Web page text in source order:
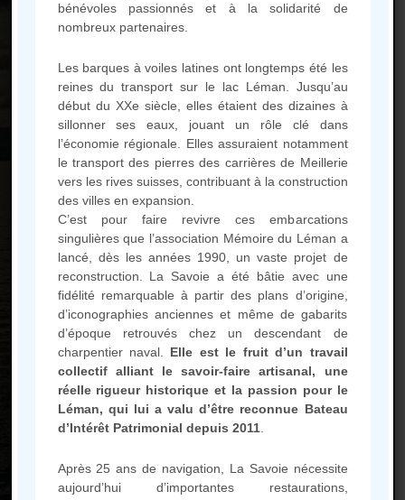
Mémoire du Léman – Barque La Savoie
1 place du Port de commerce
74500 Evian les Bains
Calendrier des sorties de la
Barque
Mentions légales
bénévoles passionnés et à la solidarité de
nombreux partenaires.
Les barques à voiles latines ont longtemps été les
reines du transport sur le lac Léman. Jusqu’au
début du XXe siècle, elles étaient des dizaines à
sillonner ses eaux, jouant un rôle clé dans
l’économie régionale. Elles assuraient notamment
le transport des pierres des carrières de Meillerie
vers les rives suisses, contribuant à la construction
des villes en expansion.
C’est pour faire revivre ces embarcations
singulières que l’association Mémoire du Léman a
lancé, dès les années 1990, un vaste projet de
reconstruction. La Savoie a été bâtie avec une
fidélité remarquable à partir des plans d’origine,
d’iconographies anciennes et même de gabarits
d’époque retrouvés chez un descendant de
charpentier naval. Elle est le fruit d’un travail
collectif alliant le savoir-faire artisanal, une
réelle rigueur historique et la passion pour le
Léman, qui lui a valu d’être reconnue Bateau
d’Intérêt Patrimonial depuis 2011.
Après 25 ans de navigation, La Savoie nécessite
aujourd’hui d’importantes restaurations,